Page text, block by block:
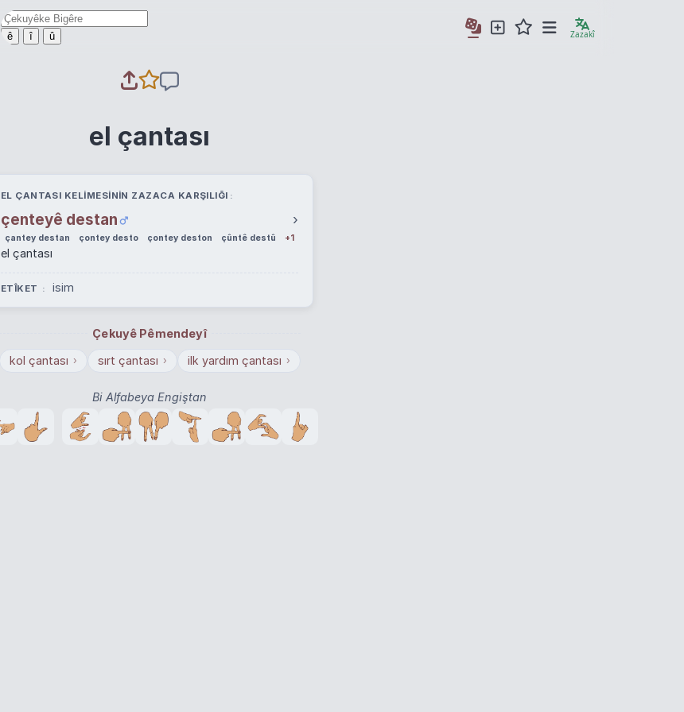
ê î û Zazakî
el çantası
EL ÇANTASI KELIMESININ ZAZACA KARŞILIĞI
çenteyê destan ›
çantey destan çontey desto çontey deston çûntê destû +1
el çantası
ETÎKET isim
Çekuyê Pêmendeyî
kol çantası › sırt çantası › ilk yardım çantası ›
Bi Alfabeya Engiştan